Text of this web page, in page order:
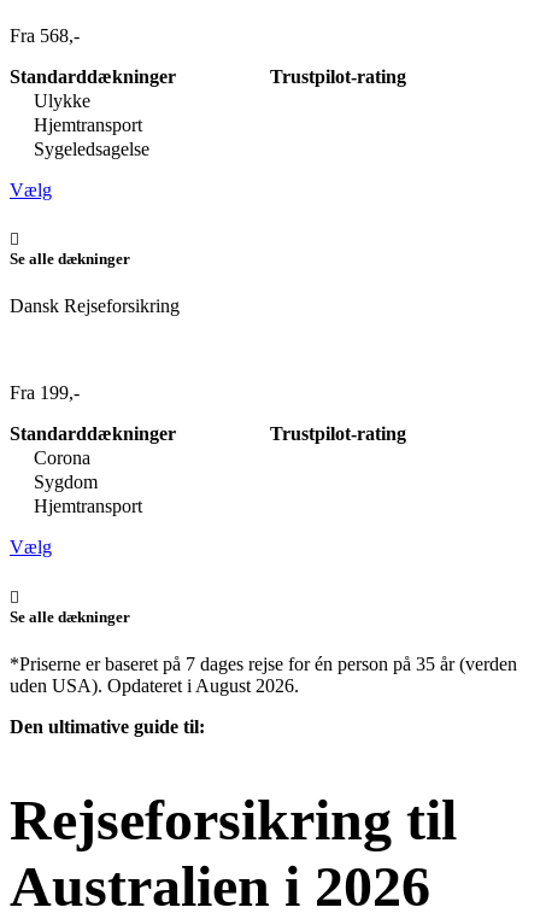
Fra 568,-
Standarddækninger
Ulykke
Hjemtransport
Sygeledsagelse
Trustpilot-rating
Vælg
Se alle dækninger
Dansk Rejseforsikring
Fra 199,-
Standarddækninger
Corona
Sygdom
Hjemtransport
Trustpilot-rating
Vælg
Se alle dækninger
*Priserne er baseret på 7 dages rejse for én person på 35 år (verden
uden USA). Opdateret i August 2026.
Den ultimative guide til:
Rejseforsikring til
Australien i 2026